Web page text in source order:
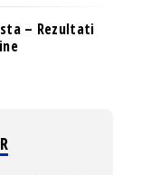
– Rezultati